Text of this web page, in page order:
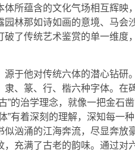
体所蕴含的文化气场相互辉映
园林那如诗如画的意境、马会
破了传统艺术鉴赏的单一维度
源于他对传统六体的潜心钻研
隶、篆、行、楷六种字体。在
”的治学理念，就像一把金石
”有着深刻的理解，深知每一
似汹涌的江海奔流，尽显奔放
，充满了古老的韵味。通过对